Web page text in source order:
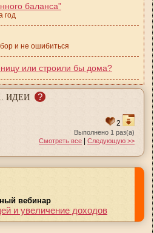
баланса”
год
и не ошибиться
или строили бы дома?
ИДЕИ ?
2
Выполнено 1 раз(а)
Смотреть все | Следующую >>
вебинар
и увеличение доходов